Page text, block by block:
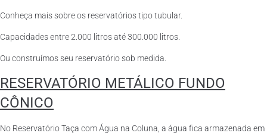
Conheça mais sobre os reservatórios tipo tubular.
Capacidades entre 2.000 litros até 300.000 litros.
Ou construímos seu reservatório sob medida.
RESERVATÓRIO METÁLICO FUNDO
CÔNICO
No Reservatório Taça com Água na Coluna, a água fica armazenada em